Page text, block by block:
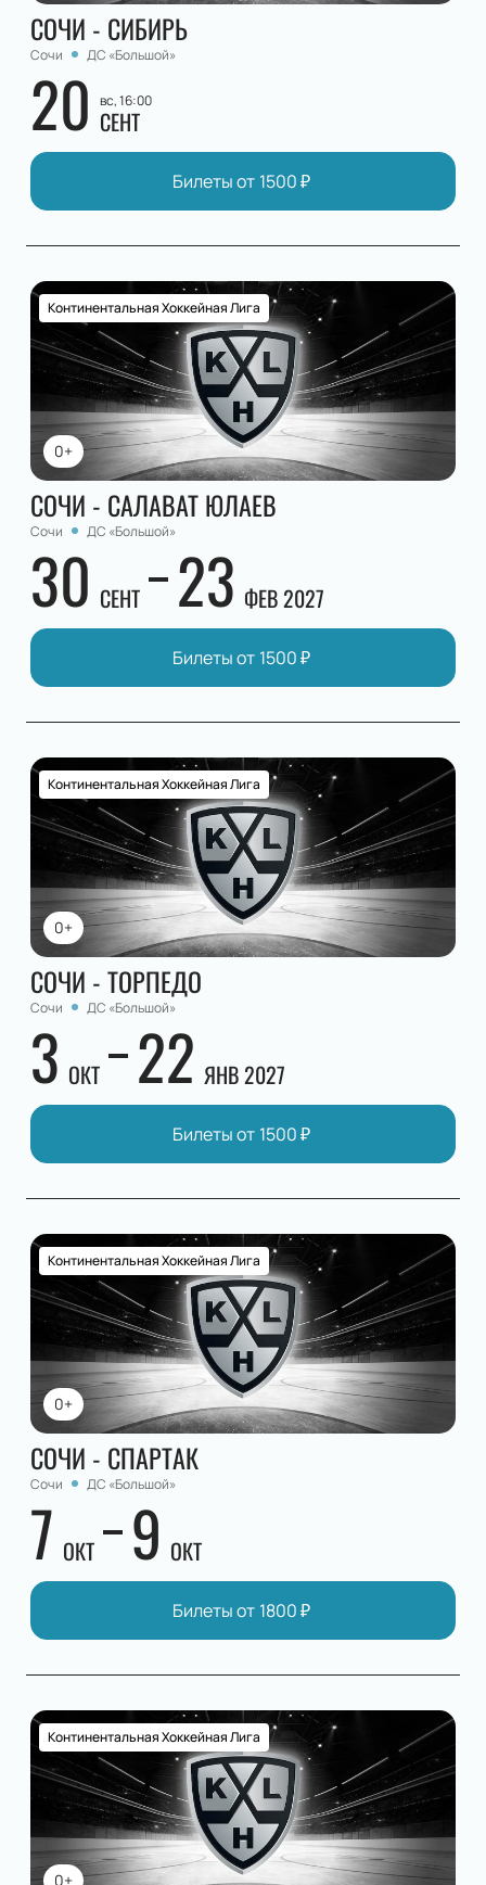
СОЧИ - СИБИРЬ
Сочи ДС «Большой»
20 вс, 16:00
СЕНТ
Билеты от 1500₽
0+
Континентальная Хоккейная Лига
СОЧИ - САЛАВАТ ЮЛАЕВ
Сочи ДС «Большой»
30 СЕНТ 23 ФЕВ 2027
Билеты от 1500₽
0+
Континентальная Хоккейная Лига
СОЧИ - ТОРПЕДО
Сочи ДС «Большой»
3 ОКТ 22 ЯНВ 2027
Билеты от 1500₽
0+
Континентальная Хоккейная Лига
СОЧИ - СПАРТАК
Сочи ДС «Большой»
7 ОКТ 9 ОКТ
Билеты от 1800₽
0+
Континентальная Хоккейная Лига